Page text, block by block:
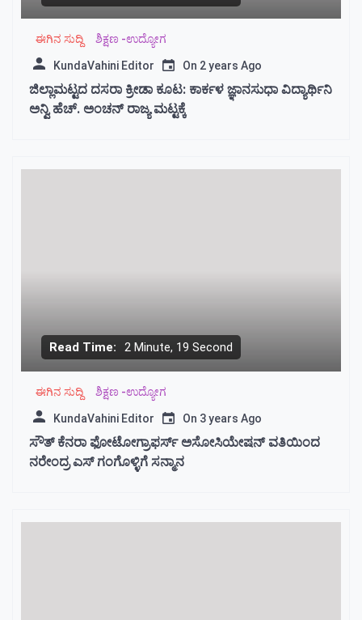
ಈಗಿನ ಸುದ್ದಿ ಶಿಕ್ಷಣ -ಉದ್ಯೋಗ
KundaVahini Editor On 2 years Ago
ಜಿಲ್ಲಾಮಟ್ಟದ ದಸರಾ ಕ್ರೀಡಾ ಕೂಟ: ಕಾರ್ಕಳ ಜ್ಞಾನಸುಧಾ ವಿದ್ಯಾರ್ಥಿನಿ
ಅನ್ವಿ ಹೆಚ್. ಅಂಚನ್ ರಾಜ್ಯ ಮಟ್ಟಕ್ಕೆ
Read Time: 2 Minute, 19 Second
ಈಗಿನ ಸುದ್ದಿ ಶಿಕ್ಷಣ -ಉದ್ಯೋಗ
KundaVahini Editor On 3 years Ago
ಸೌತ್ ಕೆನರಾ ಫೋಟೋಗ್ರಾಫರ್ಸ್ ಅಸೋಸಿಯೇಷನ್ ವತಿಯಿಂದ
ನರೇಂದ್ರ ಎಸ್ ಗಂಗೊಳ್ಳಿಗೆ ಸನ್ಮಾನ